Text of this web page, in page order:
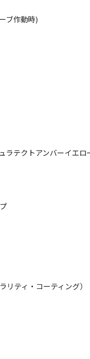
ブ作動時)
ラテクトアンバーイエ
リティ・コーティング）